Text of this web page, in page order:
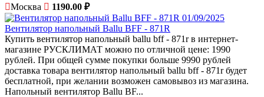
Москва
1190.00 ₽
01/09/2025
Вентилятор напольный Ballu BFF - 871R
Купить вентилятор напольный ballu bff - 871r в интернет-
магазине РУСКЛИМАТ можно по отличной цене: 1990
рублей. При общей сумме покупки больше 9990 рублей
доставка товара вентилятор напольный ballu bff - 871r будет
бесплатной, при желании возможен самовывоз из магазина.
Напольный вентилятор Ballu BF...